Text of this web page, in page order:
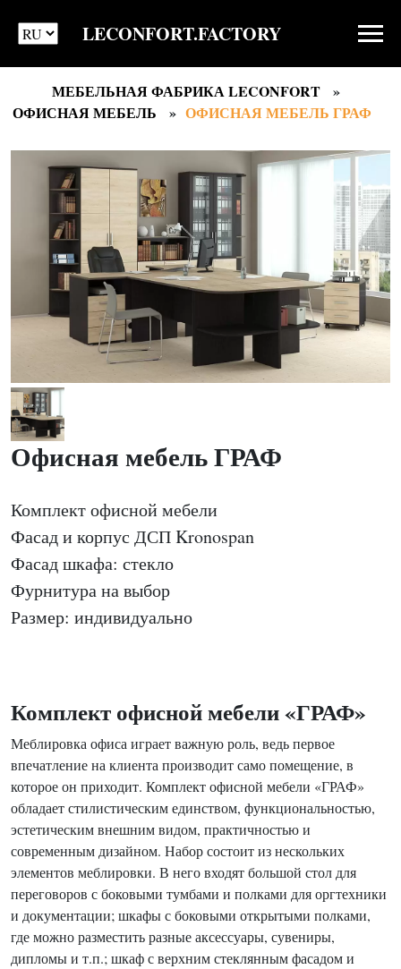
LECONFORT.FACTORY
МЕБЕЛЬНАЯ ФАБРИКА LECONFORT
ОФИСНАЯ МЕБЕЛЬ
ОФИСНАЯ МЕБЕЛЬ ГРАФ
Офисная мебель ГРАФ
Комплект офисной мебели
Фасад и корпус ДСП Kronospan
Фасад шкафа: стекло
Фурнитура на выбор
Размер: индивидуально
Комплект офисной мебели «ГРАФ»
Меблировка офиса играет важную роль, ведь первое
впечатление на клиента производит само помещение, в
которое он приходит. Комплект офисной мебели «ГРАФ»
обладает стилистическим единством, функциональностью,
эстетическим внешним видом, практичностью и
современным дизайном. Набор состоит из нескольких
элементов меблировки. В него входят большой стол для
переговоров с боковыми тумбами и полками для оргтехники
и документации; шкафы с боковыми открытыми полками,
где можно разместить разные аксессуары, сувениры,
дипломы и т.п.; шкаф с верхним стеклянным фасадом и